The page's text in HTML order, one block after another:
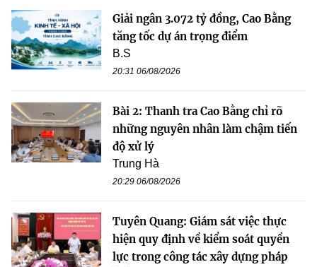
Giải ngân 3.072 tỷ đồng, Cao Bằng
tăng tốc dự án trọng điểm
B.S
20:31 06/08/2026
Bài 2: Thanh tra Cao Bằng chỉ rõ
những nguyên nhân làm chậm tiến
độ xử lý
Trung Hà
20:29 06/08/2026
Tuyên Quang: Giám sát việc thực
hiện quy định về kiểm soát quyền
lực trong công tác xây dựng pháp